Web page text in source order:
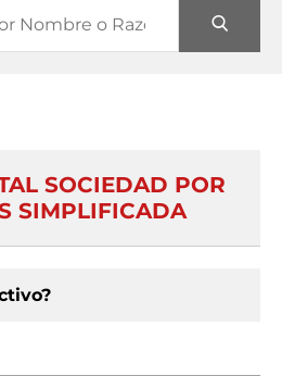
SOCIEDAD POR
SIMPLIFICADA